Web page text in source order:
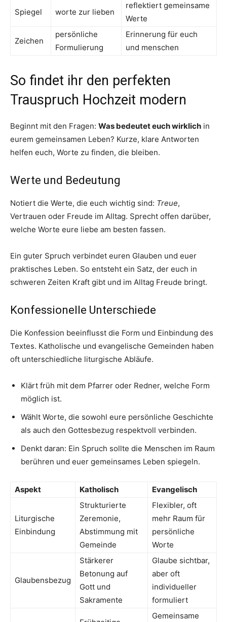
Spiegel worte zur lieben
reflektiert gemeinsame
Werte
Zeichen
persönliche
Formulierung
Erinnerung für euch
und menschen
So findet ihr den perfekten
Trauspruch Hochzeit modern
Beginnt mit den Fragen: Was bedeutet euch wirklich in
eurem gemeinsamen Leben? Kurze, klare Antworten
helfen euch, Worte zu finden, die bleiben.
Werte und Bedeutung
Notiert die Werte, die euch wichtig sind: Treue,
Vertrauen oder Freude im Alltag. Sprecht offen darüber,
welche Worte eure liebe am besten fassen.
Ein guter Spruch verbindet euren Glauben und euer
praktisches Leben. So entsteht ein Satz, der euch in
schweren Zeiten Kraft gibt und im Alltag Freude bringt.
Konfessionelle Unterschiede
Die Konfession beeinflusst die Form und Einbindung des
Textes. Katholische und evangelische Gemeinden haben
oft unterschiedliche liturgische Abläufe.
Klärt früh mit dem Pfarrer oder Redner, welche Form
möglich ist.
Wählt Worte, die sowohl eure persönliche Geschichte
als auch den Gottesbezug respektvoll verbinden.
Denkt daran: Ein Spruch sollte die Menschen im Raum
berühren und euer gemeinsames Leben spiegeln.
Aspekt Katholisch Evangelisch
Liturgische
Einbindung
Strukturierte
Zeremonie,
Abstimmung mit
Gemeinde
Flexibler, oft
mehr Raum für
persönliche
Worte
Glaubensbezug
Stärkerer
Betonung auf
Gott und
Sakramente
Glaube sichtbar,
aber oft
individueller
formuliert
Gemeinsame